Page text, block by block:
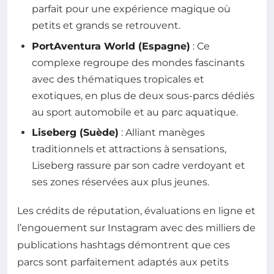
parfait pour une expérience magique où
petits et grands se retrouvent.
PortAventura World (Espagne) : Ce
complexe regroupe des mondes fascinants
avec des thématiques tropicales et
exotiques, en plus de deux sous-parcs dédiés
au sport automobile et au parc aquatique.
Liseberg (Suède) : Alliant manèges
traditionnels et attractions à sensations,
Liseberg rassure par son cadre verdoyant et
ses zones réservées aux plus jeunes.
Les crédits de réputation, évaluations en ligne et
l’engouement sur Instagram avec des milliers de
publications hashtags démontrent que ces
parcs sont parfaitement adaptés aux petits